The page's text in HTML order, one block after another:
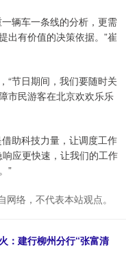
辆车一条线的分析，更需
出有价值的决策依据。”崔
“节日期间，我们要随时关
市民游客在北京欢欢乐乐
助科技力量，让调度工作
响应更快速，让我们的工作
”
络，不代表本站观点。
：建行柳州分行“张富清